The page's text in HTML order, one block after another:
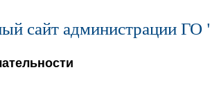
сайт администрации ГО